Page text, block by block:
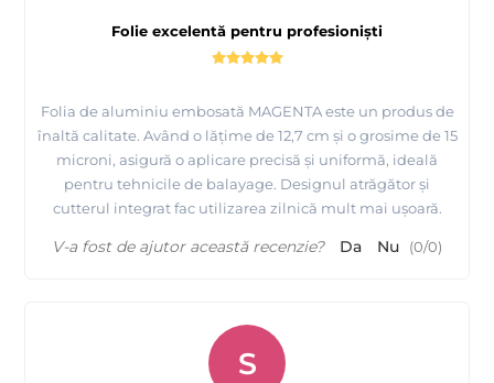
Folie excelentă pentru profesioniști
Folia de aluminiu embosată MAGENTA este un produs de
înaltă calitate. Având o lățime de 12,7 cm și o grosime de 15
microni, asigură o aplicare precisă și uniformă, ideală
pentru tehnicile de balayage. Designul atrăgător și
cutterul integrat fac utilizarea zilnică mult mai ușoară.
V-a fost de ajutor această recenzie? Da Nu (0/0)
S